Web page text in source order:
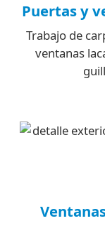
Puertas y
Trabajo de
ventanas